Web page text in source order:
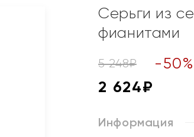
Серьги из
фианитами
5 248₽ -50%
2 624₽
Информация